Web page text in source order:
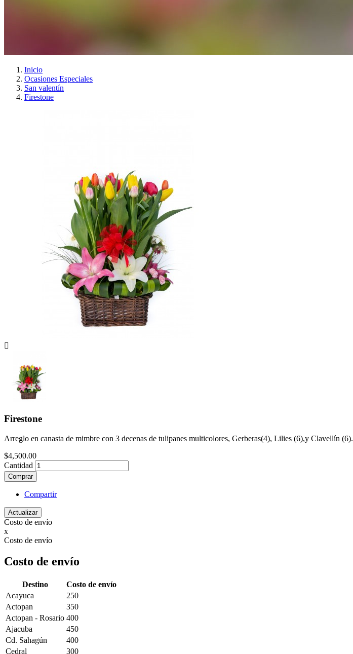
Inicio
Ocasiones Especiales
San valentín
Firestone

Firestone
Arreglo en canasta de mimbre con 3 decenas de tulipanes multicolores, Gerberas(4), Lilies (6),y Clavellín (6).
$4,500.00
Cantidad
Comprar
Compartir
Costo de envío
x
Costo de envío
Costo de envío
Destino
Costo de envío
Acayuca
250
Actopan
350
Actopan - Rosario 400
Ajacuba
450
Cd. Sahagún
400
Cedral
300